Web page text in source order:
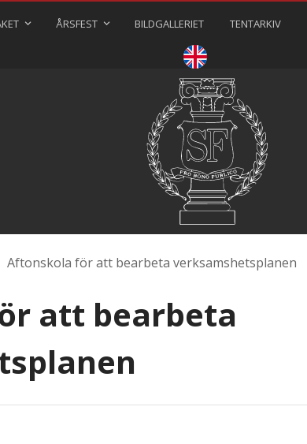
ÅRSFEST BILDGALLERIET TENTARKIV
⠀⠀⠀
Aftonskola för att bearbeta verksamshetsplanen
att bearbeta